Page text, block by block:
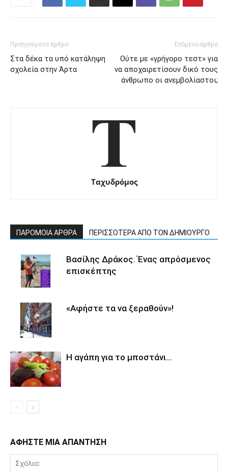
Προηγούμενο άρθρο
Στα δέκα τα υπό κατάληψη
σχολεία στην Άρτα
Επόμενο άρθρο
Ούτε με «γρήγορο τεστ» για
να αποχαιρετίσουν δικό τους
άνθρωπο οι ανεμβολίαστοι;
Ταχυδρόμος
ΠΑΡΟΜΟΙΑ ΑΡΘΡΑ ΠΕΡΙΣΣΟΤΕΡΑ ΑΠΟ ΤΟΝ ΔΗΜΙΟΥΡΓΟ
Βασίλης Δράκος. Ένας απρόσμενος
επισκέπτης
«Αφήστε τα να ξεραθούν»!
Η αγάπη για το μποστάνι…
ΑΦΗΣΤΕ ΜΙΑ ΑΠΑΝΤΗΣΗ